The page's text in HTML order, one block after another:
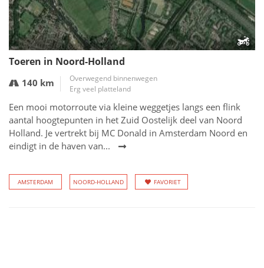
Toeren in Noord-Holland
140 km
Overwegend binnenwegen
Erg veel platteland
Een mooi motorroute via kleine weggetjes langs een flink
aantal hoogtepunten in het Zuid Oostelijk deel van Noord
Holland. Je vertrekt bij MC Donald in Amsterdam Noord en
eindigt in de haven van...
AMSTERDAM NOORD-HOLLAND FAVORIET